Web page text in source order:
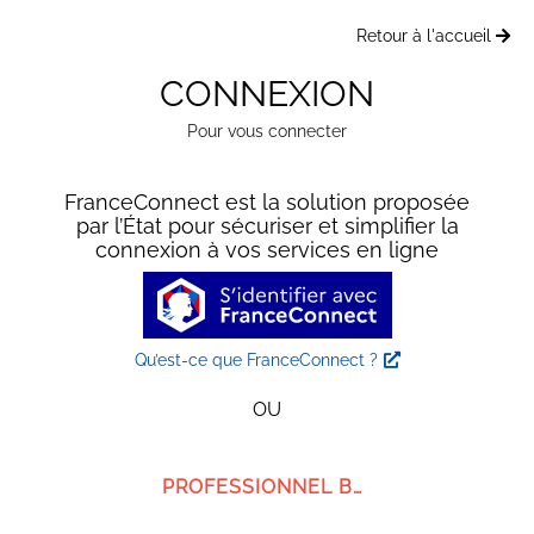
Retour à l'accueil
CONNEXION
Pour vous connecter
FranceConnect est la solution proposée
par l’État pour sécuriser et simplifier la
connexion à vos services en ligne
Qu’est-ce que FranceConnect ?
OU
PROFESSIONNEL BMG